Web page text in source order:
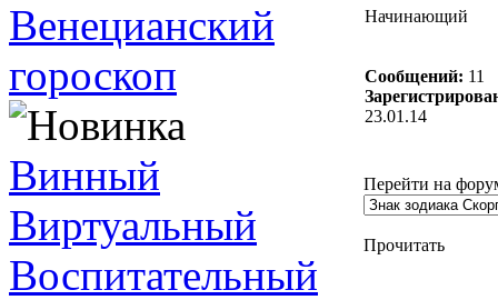
Венецианский
гороскоп
Винный
Виртуальный
Воспитательный
Начинающий
Сообщений: 11
23.01.14
Перейти на
Прочитать